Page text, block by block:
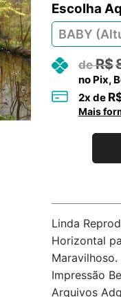
R$
no Pix,
2x de
Mais
Linda
Horizontal
Maravilhoso.
Impressão
Arquivos